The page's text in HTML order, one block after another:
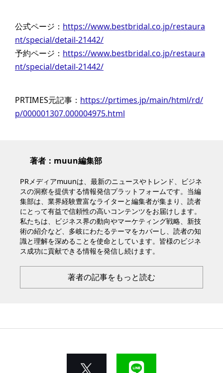
公式ページ： https://www.bestbridal.co.jp/restaura
nt/special/detail-21442/
予約ページ： https://www.bestbridal.co.jp/restaura
nt/special/detail-21442/
PRTIMES元記事： https://prtimes.jp/main/html/rd/
p/000001307.000004975.html
著者：muun編集部
PRメディアmuunは、最新のニュースやトレンド、ビジネ
スの洞察を提供する情報発信プラットフォームです。当編
集部は、業界経験豊富なライターと編集者が集まり、読者
にとって有益で信頼性の高いコンテンツをお届けします。
私たちは、ビジネス界の動向やマーケティング戦略、新技
術の紹介など、多岐にわたるテーマをカバーし、読者の知
識と理解を深めることを使命としています。皆様のビジネ
ス成功に貢献できる情報を発信し続けます。
著者の記事をもっと読む